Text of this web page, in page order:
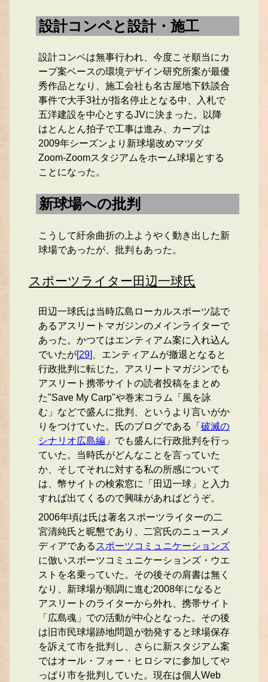
設計コンペと設計・施工
設計コンペは無事行われ、今度こそ順当にカ
ープ案ベースの環境デザイン研究所案が最優
秀作品となり、施工会社も名古屋地下鉄談合
事件で大手3社が指名停止となる中、入札で
五洋建設を中心とするJVに決まった。以降
はとんとん拍子で工事は進み、カープは
2009年シーズンより新球場改めマツダ
Zoom-Zoomスタジアムをホーム球場とする
ことになった。
新球場への批判
こうして紆余曲折の上ようやく動き出した新
球場であったが、批判もあった。
スポーツライター田辺一球氏
田辺一球氏は当時広島ローカルスポーツ誌で
あるアスリートマガジンのメインライターで
あった。かつてはエンティアム案に入れ込ん
でいたが[29]
、エンティアムが撤退となると
行政批判に転じた。アスリートマガジンでも
アスリート携帯サイトの読者投稿をまとめ
た"Save My Carp"や巻末コラム「風を詠
む」などで盛んに批判、というより言いがか
りをつけていた。氏のブログである「 破滅の
シナリオ広島編 」でも盛んに行政批判を行っ
ていた。当時氏がどんなことを言っていた
か、そしてそれに対する私の所感について
は、幣サイトの検索窓に「田辺一球」と入力
すれば出てくるので興味があればどうぞ。
2006年頃は氏は著名スポーツライターの二
宮清純氏と昵懇であり、二宮氏のニュースメ
ディアである スポーツコミュニケーションズ
に倣いスポーツコミュニケーションズ・ウエ
ストを名乗っていた。その後その肩書は無く
なり、新球場が順調に進む2008年になると
アスリートのライターから外れ、携帯サイト
「広島魂」での活動が中心となった。その後
は旧市民球場跡地問題が勃発すると球場保存
を訴えて市を批判し、さらに新スタジアム案
ではオール・フォー・ヒロシマに参加してや
っぱり市を批判していた。現在は個人Web